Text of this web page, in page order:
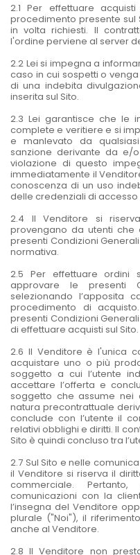
2.1 Per effettuare
procedimento presente sul
in volta richiesti. Il
l'ordine perviene al server
2.2 Lei si impegna a
caso in cui sospetti o
di una indebita
inserita sul Sito.
2.3 Lei garantisce che le
complete e veritiere e si
e manlevato da
sanzione derivante da e/
violazione di questo
immediatamente il
conoscenza di un uso
delle credenziali di accesso
2.4 Il Venditore si
provengano da utenti
presenti Condizioni
normativa.
2.5 Per effettuare ordini
approvare le presenti
selezionando l’apposita
procedimento di
presenti Condizioni
di effettuare acquisti sul Sito.
2.6 Il Venditore è l'unica
acquistare uno o più
soggetto a cui l’utente
accettare l’offerta e
soggetto che assume nei
natura precontrattuale
conclude con l’utente il
relativi obblighi e diritti. Il
Sito è quindi concluso tra
2.7 Sul Sito e nelle
il Venditore si riserva il
commerciale.
comunicazioni con la
l’insegna del Venditore
plurale ("Noi"), il
anche al Venditore.
2.8 Il Venditore non